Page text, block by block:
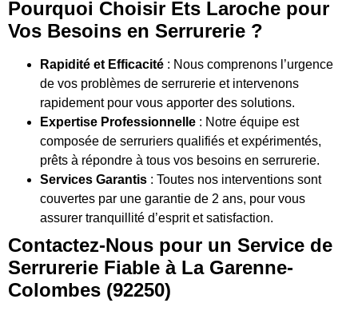
Pourquoi Choisir Ets Laroche pour
Vos Besoins en Serrurerie ?
Rapidité et Efficacité : Nous comprenons l’urgence
de vos problèmes de serrurerie et intervenons
rapidement pour vous apporter des solutions.
Expertise Professionnelle : Notre équipe est
composée de serruriers qualifiés et expérimentés,
prêts à répondre à tous vos besoins en serrurerie.
Services Garantis : Toutes nos interventions sont
couvertes par une garantie de 2 ans, pour vous
assurer tranquillité d’esprit et satisfaction.
Contactez-Nous pour un Service de
Serrurerie Fiable à La Garenne-
Colombes (92250)